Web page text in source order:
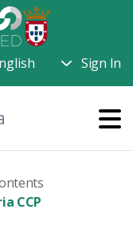
Sign In
CCP